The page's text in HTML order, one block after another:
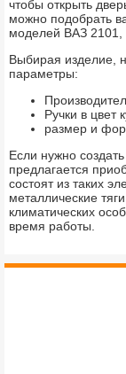
чтобы открыть
можно подобрать
моделей ВАЗ 2101,
Выбирая изделие,
параметры:
Ручки в цвет
размер и
Если нужно
предлагается
состоят из таких
металлические
климатических
время работы.